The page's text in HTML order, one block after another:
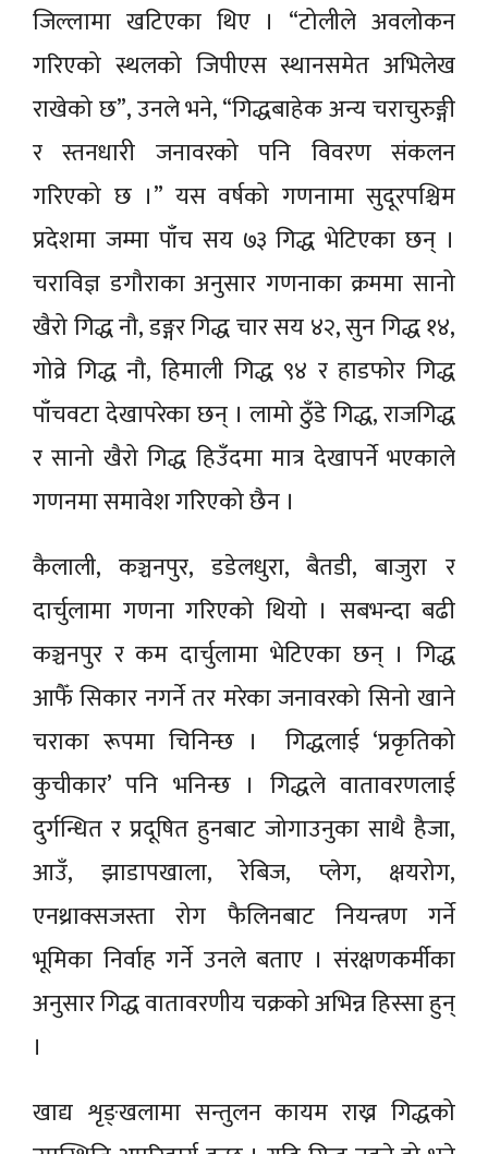
जिल्लामा खटिएका थिए । “टोलीले अवलोकन
गरिएको स्थलको जिपीएस स्थानसमेत अभिलेख
राखेको छ”, उनले भने, “गिद्धबाहेक अन्य चराचुरुङ्गी
र स्तनधारी जनावरको पनि विवरण संकलन
गरिएको छ ।” यस वर्षको गणनामा सुदूरपश्चिम
प्रदेशमा जम्मा पाँच सय ७३ गिद्ध भेटिएका छन् ।
चराविज्ञ डगौराका अनुसार गणनाका क्रममा सानो
खैरो गिद्ध नौ, डङ्गर गिद्ध चार सय ४२, सुन गिद्ध १४,
गोव्रे गिद्ध नौ, हिमाली गिद्ध ९४ र हाडफोर गिद्ध
पाँचवटा देखापरेका छन् । लामो ठुँडे गिद्ध, राजगिद्ध
र सानो खैरो गिद्ध हिउँदमा मात्र देखापर्ने भएकाले
गणनमा समावेश गरिएको छैन ।
कैलाली, कञ्चनपुर, डडेलधुरा, बैतडी, बाजुरा र
दार्चुलामा गणना गरिएको थियो । सबभन्दा बढी
कञ्चनपुर र कम दार्चुलामा भेटिएका छन् । गिद्ध
आफैँ सिकार नगर्ने तर मरेका जनावरको सिनो खाने
चराका रूपमा चिनिन्छ । गिद्धलाई ‘प्रकृतिको
कुचीकार’ पनि भनिन्छ । गिद्धले वातावरणलाई
दुर्गन्धित र प्रदूषित हुनबाट जोगाउनुका साथै हैजा,
आउँ, झाडापखाला, रेबिज, प्लेग, क्षयरोग,
एनथ्राक्सजस्ता रोग फैलिनबाट नियन्त्रण गर्ने
भूमिका निर्वाह गर्ने उनले बताए । संरक्षणकर्मीका
अनुसार गिद्ध वातावरणीय चक्रको अभिन्न हिस्सा हुन्
।
खाद्य शृङ्खलामा सन्तुलन कायम राख्न गिद्धको